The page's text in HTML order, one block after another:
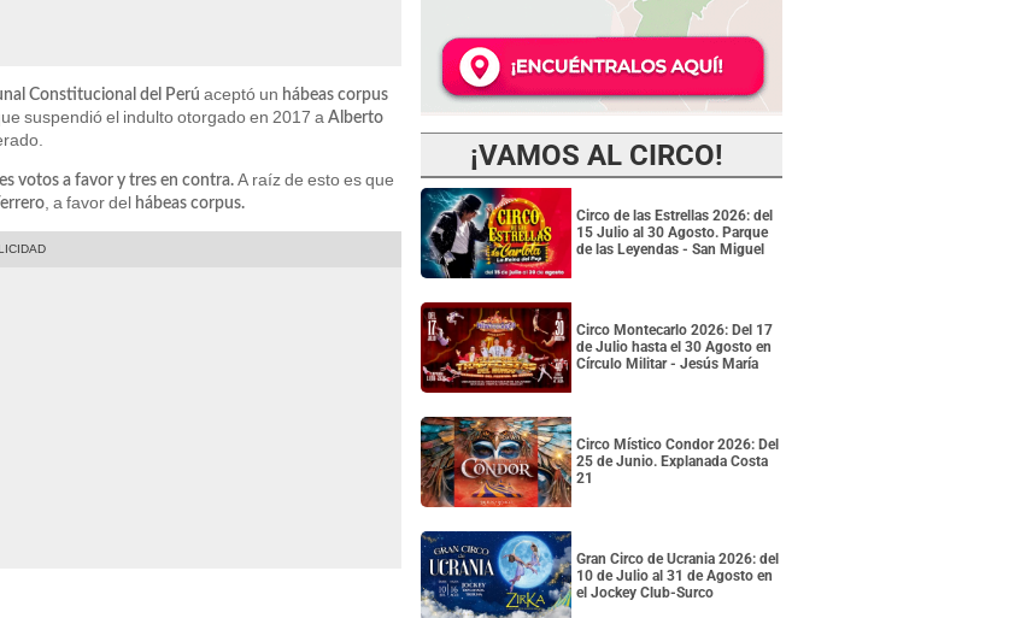
Constitucional del Perú aceptó un hábeas corpus
suspendió el indulto otorgado en 2017 a Alberto
votos a favor y tres en contra. A raíz de esto es que
, a favor del hábeas corpus.
¡VAMOS AL CIRCO!
Circo de las Estrellas 2026: del
15 Julio al 30 Agosto. Parque
de las Leyendas - San Miguel
Circo Montecarlo 2026: Del 17
de Julio hasta el 30 Agosto en
Círculo Militar - Jesús María
Circo Místico Condor 2026: Del
25 de Junio. Explanada Costa
21
Gran Circo de Ucrania 2026: del
10 de Julio al 31 de Agosto en
el Jockey Club-Surco